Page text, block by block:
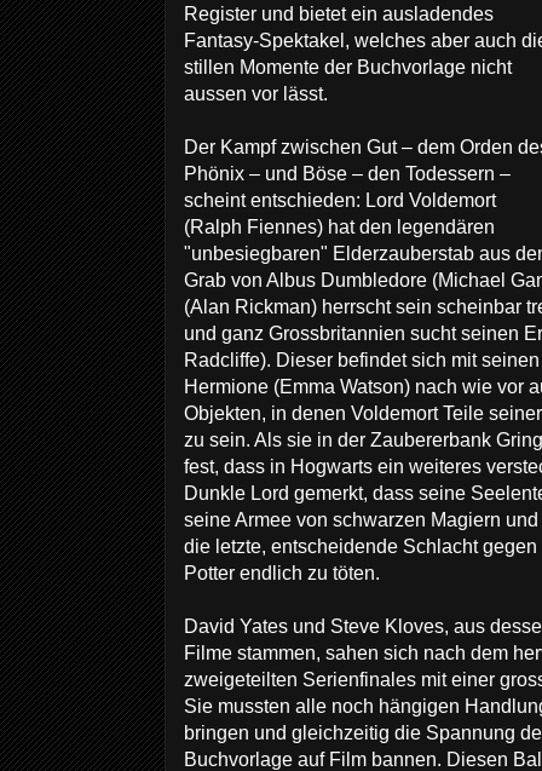
Register und bietet ein ausladendes
Fantasy-Spektakel, welches aber auch
stillen Momente der Buchvorlage nicht
aussen vor lässt.
Der Kampf zwischen Gut – dem Orden
Phönix – und Böse – den Todessern –
scheint entschieden: Lord Voldemort
(Ralph Fiennes) hat den legendären
"unbesiegbaren" Elderzauberstab aus
Grab von Albus Dumbledore (Michael
(Alan Rickman) herrscht sein scheinbar
und ganz Grossbritannien sucht seinen
Radcliffe). Dieser befindet sich mit
Hermione (Emma Watson) nach wie vor
Objekten, in denen Voldemort Teile
zu sein. Als sie in der Zaubererbank
fest, dass in Hogwarts ein weiteres
Dunkle Lord gemerkt, dass seine
seine Armee von schwarzen Magiern
die letzte, entscheidende Schlacht
Potter endlich zu töten.
David Yates und Steve Kloves, aus
Filme stammen, sahen sich nach dem
zweigeteilten Serienfinales mit einer
Sie mussten alle noch hängigen
bringen und gleichzeitig die Spannung
Buchvorlage auf Film bannen. Diesen